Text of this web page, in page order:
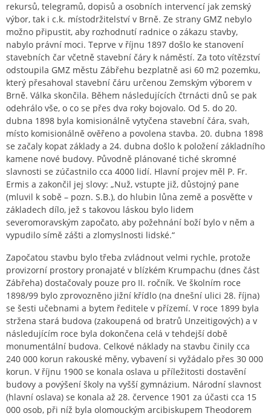
rekursů, telegramů, dopisů a osobních intervencí jak zemský
výbor, tak i c.k. místodržitelství v Brně. Ze strany GMZ nebylo
možno připustit, aby rozhodnutí radnice o zákazu stavby,
nabylo právní moci. Teprve v říjnu 1897 došlo ke stanovení
stavebních čar včetně stavební čáry k náměstí. Za toto vítězství
odstoupila GMZ městu Zábřehu bezplatně asi 60 m2 pozemku,
který přesahoval stavební čáru určenou Zemským výborem v
Brně. Válka skončila. Během následujících čtrnácti dnů se pak
odehrálo vše, o co se přes dva roky bojovalo. Od 5. do 20.
dubna 1898 byla komisionálně vytyčena stavební čára, svah,
místo komisionálně ověřeno a povolena stavba. 20. dubna 1898
se začaly kopat základy a 24. dubna došlo k položení základního
kamene nové budovy. Původně plánované tiché skromné
slavnosti se zúčastnilo cca 4000 lidí. Hlavní projev měl P. Fr.
Ermis a zakončil jej slovy: „Nuž, vstupte již, důstojný pane
(mluvil k sobě – pozn. S.B.), do hlubin lůna země a posvěťte v
základech dílo, jež s takovou láskou bylo lidem
severomoravským započato, aby požehnání boží bylo v něm a
vypudilo símě zášti a zlomyslnosti lidské.“
Započatou stavbu bylo třeba zvládnout velmi rychle, protože
provizorní prostory pronajaté v blízkém Krumpachu (dnes část
Zábřeha) dostačovaly pouze pro II. ročník. Ve školním roce
1898/99 bylo zprovozněno jižní křídlo (na dnešní ulici 28. října)
se šesti učebnami a bytem ředitele v přízemí. V roce 1899 byla
stržena stará budova (zakoupená od bratrů Unzeitigových) a v
následujícím roce byla dokončena celá v tehdejší době
monumentální budova. Celkové náklady na stavbu činily cca
240 000 korun rakouské měny, vybavení si vyžádalo přes 30 000
korun. V říjnu 1900 se konala oslava u příležitosti dostavění
budovy a povýšení školy na vyšší gymnázium. Národní slavnost
(hlavní oslava) se konala až 28. července 1901 za účasti cca 15
000 osob, při níž byla olomouckým arcibiskupem Theodorem